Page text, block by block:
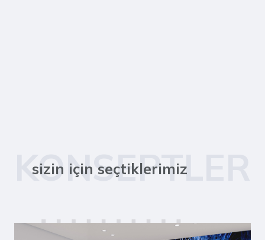
KONSEPTLER
sizin için seçtiklerimiz